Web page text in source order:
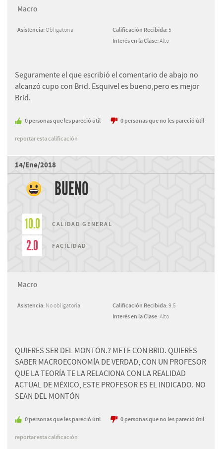
Macro
Asistencia:Obligatoria Calificación Recibida:5
Interés en la Clase:Alto
Seguramente el que escribió el comentario de abajo no
alcanzó cupo con Brid. Esquivel es bueno,pero es mejor
Brid.
0 personasque les pareció útil 0 personasque no les pareció útil
reportar esta calificación
14/Ene/2018
BUENO
10.0 CALIDAD GENERAL
2.0 FACILIDAD
Macro
Asistencia: No obligatoria Calificación Recibida:9.5
Interés en la Clase:Alto
QUIERES SER DEL MONTÓN.? METE CON BRID. QUIERES
SABER MACROECONOMÍA DE VERDAD, CON UN PROFESOR
QUE LA TEORÍA TE LA RELACIONA CON LA REALIDAD
ACTUAL DE MÉXICO, ESTE PROFESOR ES EL INDICADO. NO
SEAN DEL MONTÓN
0 personasque les pareció útil 0 personasque no les pareció útil
reportar esta calificación